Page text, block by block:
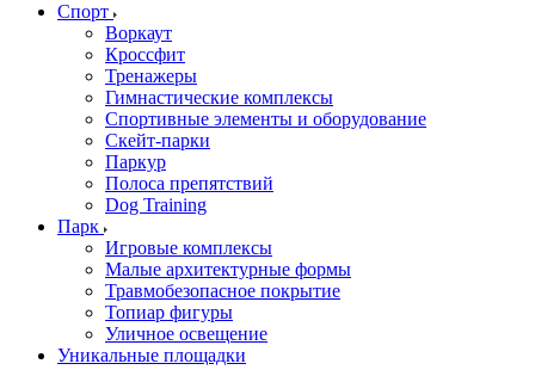
Спорт
Воркаут
Кроссфит
Тренажеры
Гимнастические комплексы
Спортивные элементы и оборудование
Скейт-парки
Паркур
Полоса препятствий
Dog Training
Парк
Игровые комплексы
Малые архитектурные формы
Травмобезопасное покрытие
Топиар фигуры
Уличное освещение
Уникальные площадки